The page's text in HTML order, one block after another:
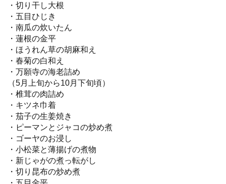
・切り干し大根
・五目ひじき
・南瓜の炊いたん
・蓮根の金平
・ほうれん草の胡麻和え
・春菊の白和え
・万願寺の海老詰め
（5月上旬から10月下旬頃）
・椎茸の肉詰め
・キツネ巾着
・茄子の生姜焼き
・ピーマンとジャコの炒め煮
・ゴーヤのお浸し
・小松菜と薄揚げの煮物
・新じゃがの煮っ転がし
・切り昆布の炒め煮